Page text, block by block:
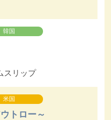
韓国
スリップ
米国
トロー～